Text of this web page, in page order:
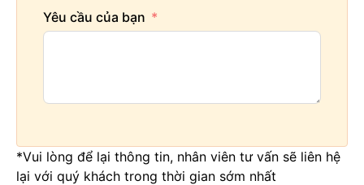
Yêu cầu của bạn
*Vui lòng để lại thông tin, nhân viên tư vấn sẽ liên hệ
lại với quý khách trong thời gian sớm nhất